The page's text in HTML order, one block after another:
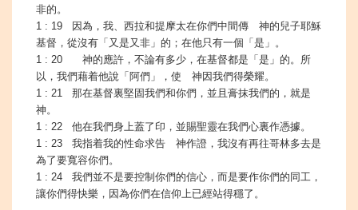
非的。
1 : 19 因為，我、西拉和提摩太在你們中間傳 神的兒子耶穌
基督，從沒有「又是又非」的；在他只有一個「是」。
1 : 20 神的應許，不論有多少，在基督都是「是」的。所
以，我們藉着他說「阿們」，使 神因我們得榮耀。
1 : 21 那在基督裏堅固我們和你們，並且膏抹我們的，就是
神。
1 : 22 他在我們身上蓋了印，並賜聖靈在我們心裏作憑據。
1 : 23 我指着我的性命求告 神作證，我沒有再往哥林多去是
為了要寬容你們。
1 : 24 我們並不是要控制你們的信心，而是要作你們的同工，
讓你們得快樂，因為你們在信仰上已經站得穩了。